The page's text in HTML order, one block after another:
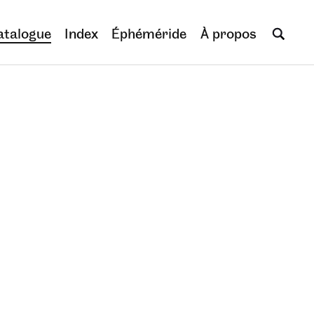
Index Éphéméride À propos